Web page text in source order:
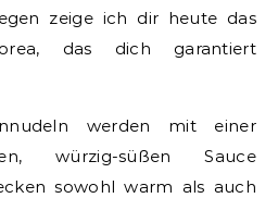
zeige ich dir heute das
das dich garantiert
werden mit einer
würzig-süßen Sauce
sowohl warm als auch